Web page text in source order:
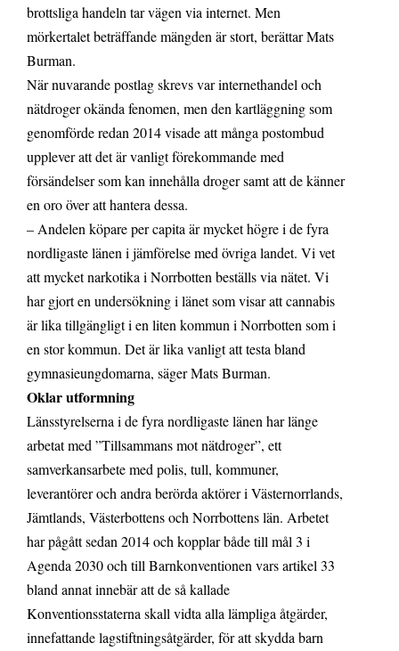
brottsliga handeln tar vägen via internet. Men
mörkertalet beträffande mängden är stort, berättar Mats
Burman.
När nuvarande postlag skrevs var internethandel och
nätdroger okända fenomen, men den kartläggning som
genomförde redan 2014 visade att många postombud
upplever att det är vanligt förekommande med
försändelser som kan innehålla droger samt att de känner
en oro över att hantera dessa.
– Andelen köpare per capita är mycket högre i de fyra
nordligaste länen i jämförelse med övriga landet. Vi vet
att mycket narkotika i Norrbotten beställs via nätet. Vi
har gjort en undersökning i länet som visar att cannabis
är lika tillgängligt i en liten kommun i Norrbotten som i
en stor kommun. Det är lika vanligt att testa bland
gymnasieungdomarna, säger Mats Burman.
Oklar utformning
Länsstyrelserna i de fyra nordligaste länen har länge
arbetat med ”Tillsammans mot nätdroger”, ett
samverkansarbete med polis, tull, kommuner,
leverantörer och andra berörda aktörer i Västernorrlands,
Jämtlands, Västerbottens och Norrbottens län. Arbetet
har pågått sedan 2014 och kopplar både till mål 3 i
Agenda 2030 och till Barnkonventionen vars artikel 33
bland annat innebär att de så kallade
Konventionsstaterna skall vidta alla lämpliga åtgärder,
innefattande lagstiftningsåtgärder, för att skydda barn